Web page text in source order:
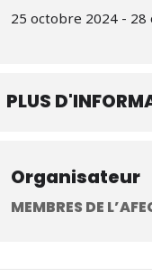
25 octobre 2024 - 28
PLUS
Organisateur
MEMBRES DE